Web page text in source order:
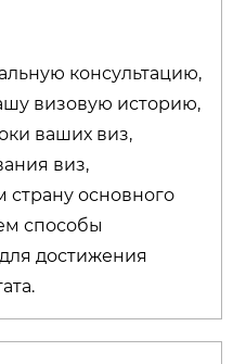
консультацию,
визовую историю,
ваших виз,
виз,
страну основного
способы
достижения